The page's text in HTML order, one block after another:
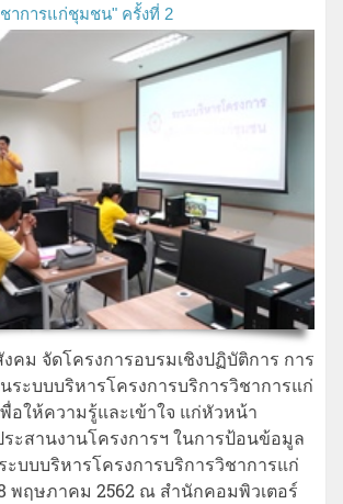
าการแก่ชุมชน" ครั้งที่ 2
คม จัดโครงการอบรมเชิงปฏิบัติการ การ
ระบบบริหารโครงการบริการวิชาการแก่
อให้ความรู้และเข้าใจ แก่หัวหน้า
ะสานงานโครงการฯ ในการป้อนข้อมูล
ะบบบริหารโครงการบริการวิชาการแก่
พฤษภาคม 2562 ณ สำนักคอมพิวเตอร์